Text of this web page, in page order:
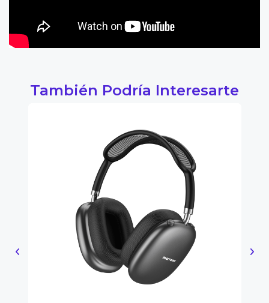
También Podría Interesarte